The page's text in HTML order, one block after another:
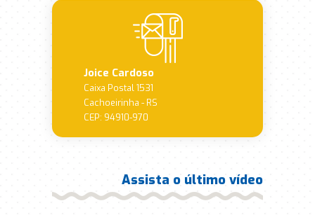
Joice Cardoso
Caixa Postal 1531
Cachoeirinha - RS
CEP: 94910-970
Assista o último vídeo